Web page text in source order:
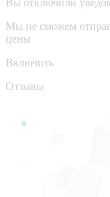
Мы не сможем
цены
Включить
Отзывы